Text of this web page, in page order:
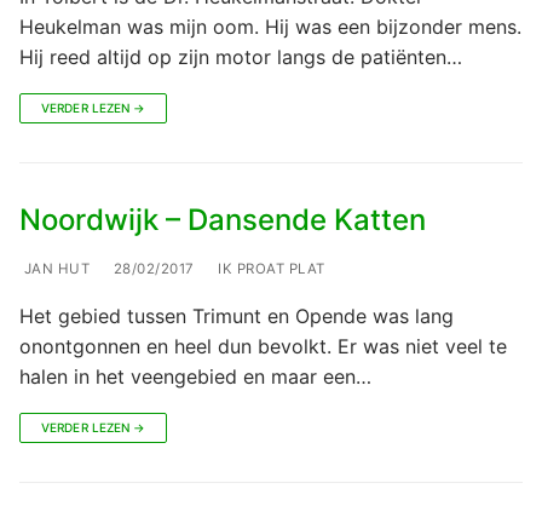
Heukelman was mijn oom. Hij was een bijzonder mens.
Hij reed altijd op zijn motor langs de patiënten…
VERDER LEZEN →
Noordwijk – Dansende Katten
JAN HUT 28/02/2017 IK PROAT PLAT
Het gebied tussen Trimunt en Opende was lang
onontgonnen en heel dun bevolkt. Er was niet veel te
halen in het veengebied en maar een…
VERDER LEZEN →